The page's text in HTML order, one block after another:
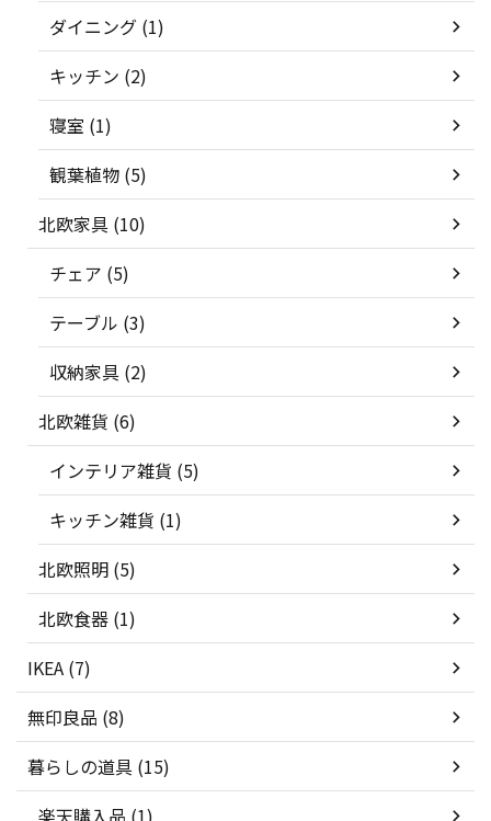
ダイニング (1)
キッチン (2)
寝室 (1)
観葉植物 (5)
北欧家具 (10)
チェア (5)
テーブル (3)
収納家具 (2)
北欧雑貨 (6)
インテリア雑貨 (5)
キッチン雑貨 (1)
北欧照明 (5)
北欧食器 (1)
IKEA (7)
無印良品 (8)
暮らしの道具 (15)
楽天購入品 (1)